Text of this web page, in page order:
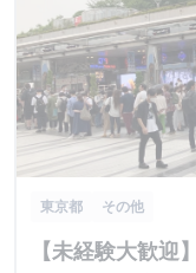
東京都 その他
【未経験大歓迎